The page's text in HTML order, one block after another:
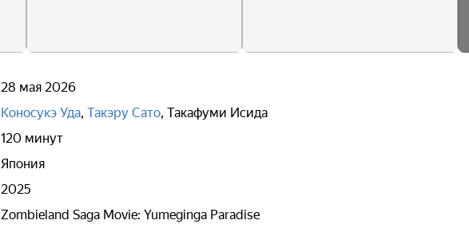
28 мая 2026
Коносукэ Уда, Такэру Сато, Такафуми Исида
120 минут
Япония
2025
Zombieland Saga Movie: Yumeginga Paradise